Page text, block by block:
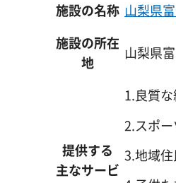
施設の名称 山梨県
施設の所在
地
山梨県
提供する
主なサービ
1.良質
2.スポ
3.地域